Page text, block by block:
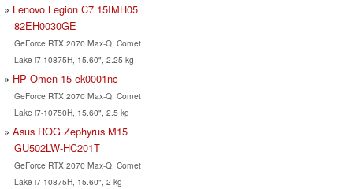
Lenovo Legion C7 15IMH05
82EH0030GE
GeForce RTX 2070 Max-Q, Comet
Lake i7-10875H, 15.60", 2.25 kg
HP Omen 15-ek0001nc
GeForce RTX 2070 Max-Q, Comet
Lake i7-10750H, 15.60", 2.5 kg
Asus ROG Zephyrus M15
GU502LW-HC201T
GeForce RTX 2070 Max-Q, Comet
Lake i7-10875H, 15.60", 2 kg